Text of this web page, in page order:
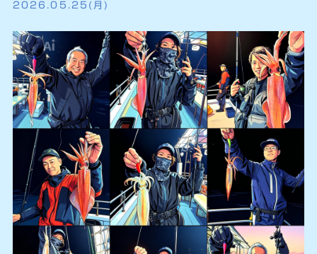
2026.05.25(月)